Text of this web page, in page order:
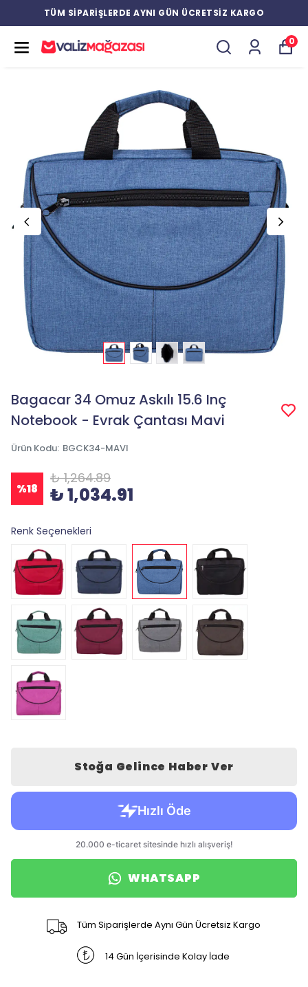
TÜM SİPARİŞLERDE AYNI GÜN ÜCRETSİZ KARGO
0
Bagacar 34 Omuz Askılı 15.6 Inç
Notebook - Evrak Çantası Mavi
Ürün Kodu: BGCK34-MAVI
%18
₺ 1,264.89
₺ 1,034.91
Renk Seçenekleri
Stoğa Gelince Haber Ver
WHATSAPP
Tüm Siparişlerde Aynı Gün Ücretsiz Kargo
14 Gün İçerisinde Kolay İade